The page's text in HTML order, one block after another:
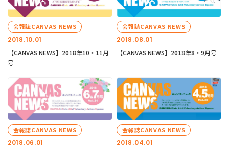
2018.10.01
会報誌CANVAS NEWS
【CANVAS NEWS】2018年10・11月
号
2018.08.01
会報誌CANVAS NEWS
【CANVAS NEWS】2018年8・9月号
2018.06.01
会報誌CANVAS NEWS
2018.04.01
会報誌CANVAS NEWS